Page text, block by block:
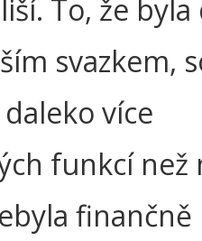
To, že byla
svazkem,
více
funkcí než
finančně